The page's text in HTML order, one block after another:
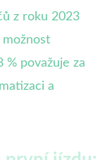
z roku 2023
% považuje za
a